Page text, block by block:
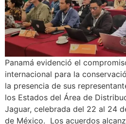
Panamá evidenció el
internacional para la
la presencia de sus
los Estados del Área de
Jaguar, celebrada del 22 al 24
de México. Los acuerdos